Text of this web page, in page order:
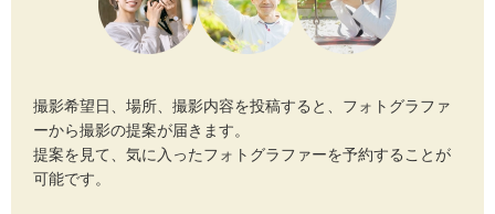
撮影希望日、場所、撮影内容を投稿すると、フォトグラファ
ーから撮影の提案が届きます。
提案を見て、気に入ったフォトグラファーを予約することが
可能です。